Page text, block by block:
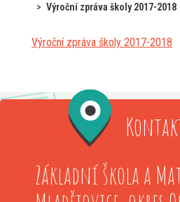
Výroční zpráva školy 2017-2018
Výroční zpráva školy 2017-2018
Základní škola a